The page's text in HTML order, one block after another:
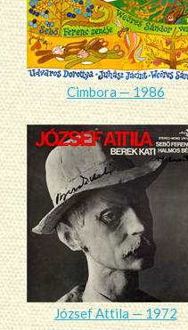
Cimbora — 1986
József Attila — 1972